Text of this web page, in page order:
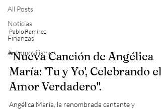
All Posts
Noticias
Finanzas
Automovilismo
Pablo Ramírez
"Nueva Canción de Angélica
María: 'Tu y Yo', Celebrando el
Amor Verdadero".
Angélica María, la renombrada cantante y